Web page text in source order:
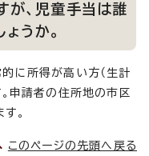
が、児童手当は誰
うか。
に所得が高い方（生計
。申請者の住所地の市区
。
このページの先頭へ戻る